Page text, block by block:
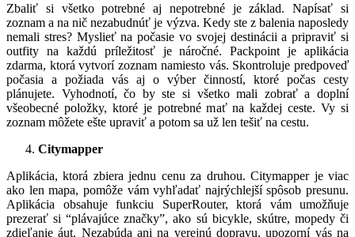
Zbaliť si všetko potrebné aj nepotrebné je základ. Napísať si
zoznam a na nič nezabudnúť je výzva. Kedy ste z balenia naposledy
nemali stres? Myslieť na počasie vo svojej destinácii a pripraviť si
outfity na každú príležitosť je náročné. Packpoint je aplikácia
zdarma, ktorá vytvorí zoznam namiesto vás. Skontroluje predpoveď
počasia a požiada vás aj o výber činností, ktoré počas cesty
plánujete. Vyhodnotí, čo by ste si všetko mali zobrať a doplní
všeobecné položky, ktoré je potrebné mať na každej ceste. Vy si
zoznam môžete ešte upraviť a potom sa už len tešiť na cestu.
Citymapper
Aplikácia, ktorá zbiera jednu cenu za druhou. Citymapper je viac
ako len mapa, pomôže vám vyhľadať najrýchlejší spôsob presunu.
Aplikácia obsahuje funkciu SuperRouter, ktorá vám umožňuje
prezerať si “plávajúce značky”, ako sú bicykle, skútre, mopedy či
zdieľanie áut. Nezabúda ani na verejnú dopravu, upozorní vás na